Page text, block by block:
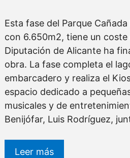
Esta fase del Parque
con 6.650m2, tiene un
Diputación de Alicante ha
obra. La fase completa el
embarcadero y realiza el
espacio dedicado a
musicales y de
Benijófar, Luis Rodríguez,
Leer más